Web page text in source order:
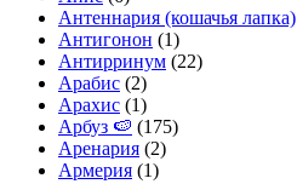
Антеннария (кошачья лапка)
Антигонон (1)
Антирринум (22)
Арабис (2)
Арахис (1)
Арбуз 🍉 (175)
Аренария (2)
Армерия (1)